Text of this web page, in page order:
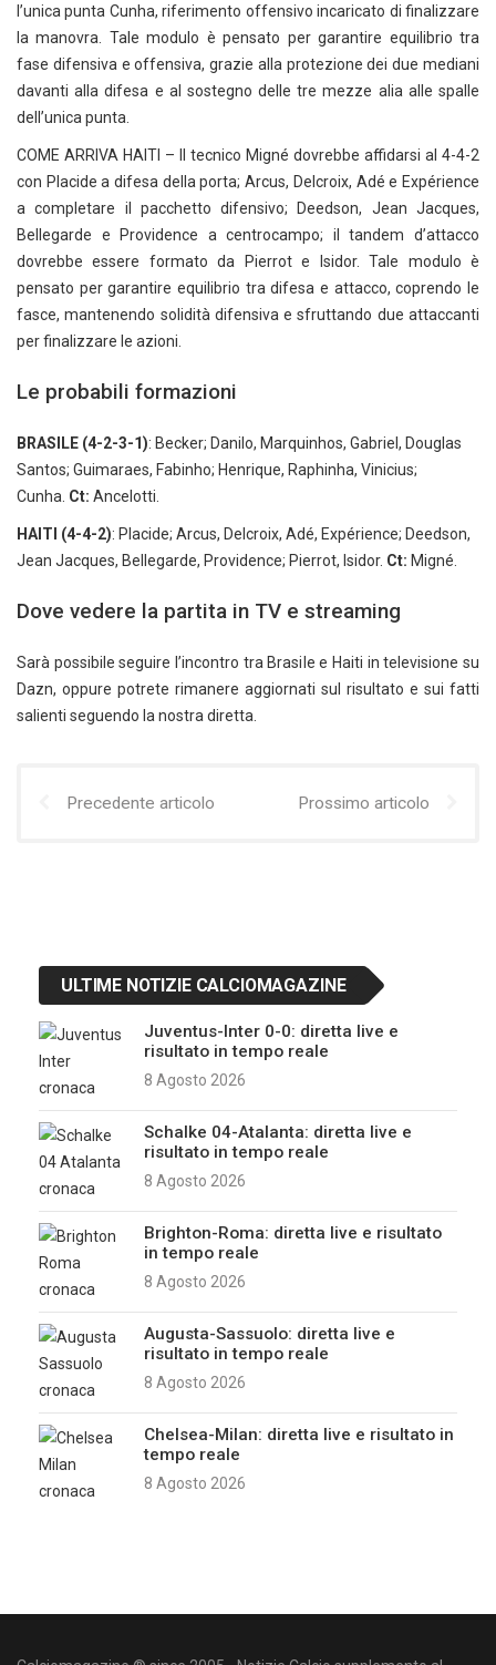
l’unica punta Cunha, riferimento offensivo incaricato di finalizzare
la manovra. Tale modulo è pensato per garantire equilibrio tra
fase difensiva e offensiva, grazie alla protezione dei due mediani
davanti alla difesa e al sostegno delle tre mezze alia alle spalle
dell’unica punta.
COME ARRIVA HAITI – Il tecnico Migné dovrebbe affidarsi al 4-4-2
con Placide a difesa della porta; Arcus, Delcroix, Adé e Expérience
a completare il pacchetto difensivo; Deedson, Jean Jacques,
Bellegarde e Providence a centrocampo; il tandem d’attacco
dovrebbe essere formato da Pierrot e Isidor. Tale modulo è
pensato per garantire equilibrio tra difesa e attacco, coprendo le
fasce, mantenendo solidità difensiva e sfruttando due attaccanti
per finalizzare le azioni.
Le probabili formazioni
BRASILE (4-2-3-1): Becker; Danilo, Marquinhos, Gabriel, Douglas
Santos; Guimaraes, Fabinho; Henrique, Raphinha, Vinicius;
Cunha. Ct: Ancelotti.
HAITI (4-4-2): Placide; Arcus, Delcroix, Adé, Expérience; Deedson,
Jean Jacques, Bellegarde, Providence; Pierrot, Isidor. Ct: Migné.
Dove vedere la partita in TV e streaming
Sarà possibile seguire l’incontro tra Brasile e Haiti in televisione su
Dazn, oppure potrete rimanere aggiornati sul risultato e sui fatti
salienti seguendo la nostra diretta.
Precedente articolo Prossimo articolo
ULTIME NOTIZIE CALCIOMAGAZINE
Juventus-Inter 0-0: diretta live e
risultato in tempo reale
8 Agosto 2026
Schalke 04-Atalanta: diretta live e
risultato in tempo reale
8 Agosto 2026
Brighton-Roma: diretta live e risultato
in tempo reale
8 Agosto 2026
Augusta-Sassuolo: diretta live e
risultato in tempo reale
8 Agosto 2026
Chelsea-Milan: diretta live e risultato in
tempo reale
8 Agosto 2026